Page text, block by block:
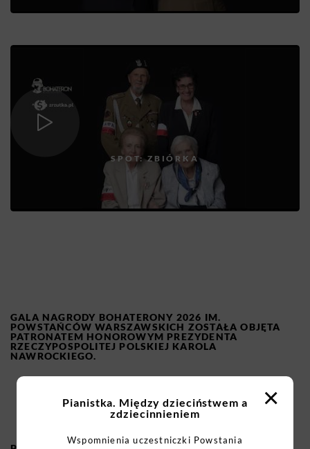
SPOT: ZBIÓRKA
GALA NAGRODY BOHATERONY 2026 IM.
POWSTAŃCÓW WARSZAWSKICH ZOSTAŁA OBJĘTA
PATRONATEM HONOROWYM PREZYDENTA
RZECZYPOSPOLITEJ POLSKIEJ KAROLA
NAWROCKIEGO.
×
Pianistka. Między dzieciństwem a
zdziecinnieniem
Wspomnienia uczestniczki Powstania